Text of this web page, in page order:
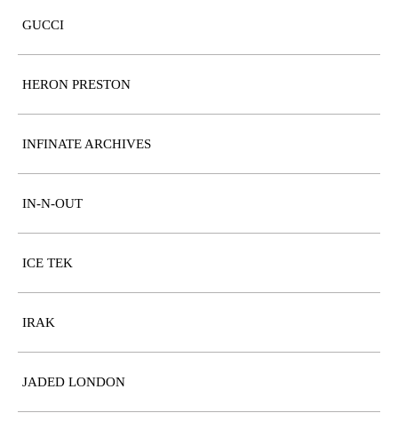
GUCCI
HERON PRESTON
INFINATE ARCHIVES
IN-N-OUT
ICE TEK
IRAK
JADED LONDON